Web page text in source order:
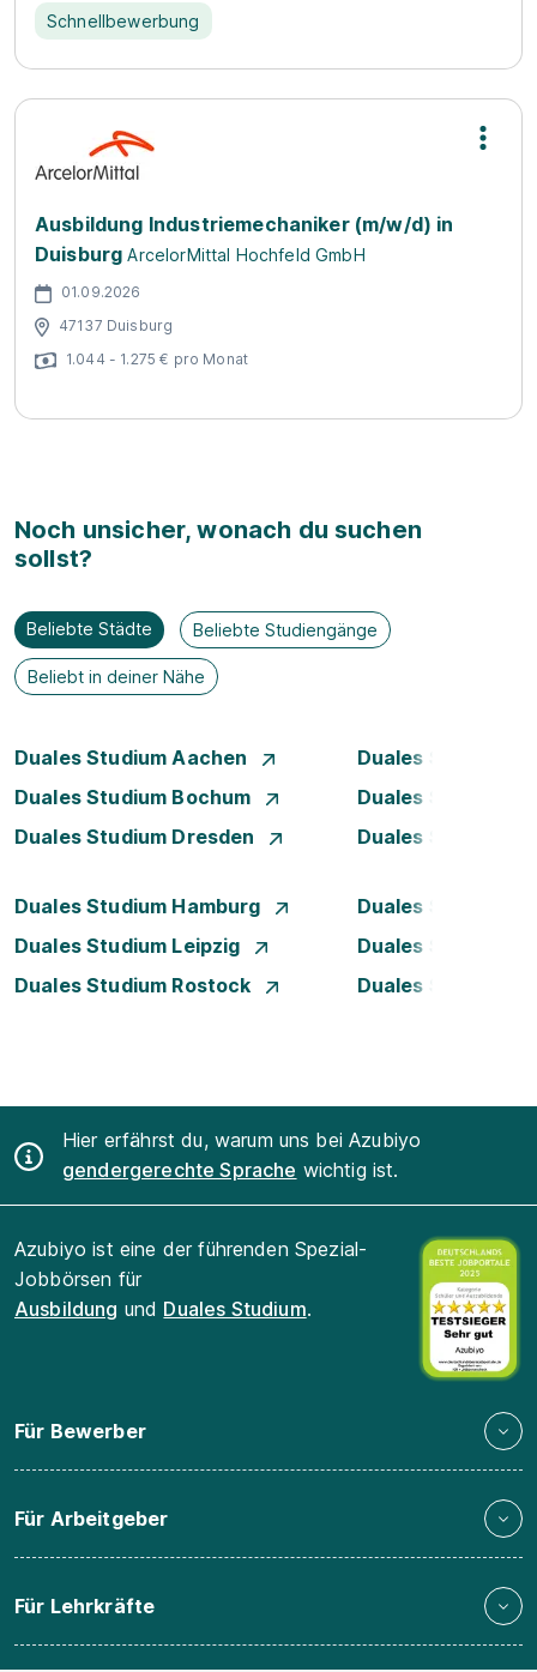
Schnellbewerbung
Ausbildung Industriemechaniker (m/w/d) in
Duisburg ArcelorMittal Hochfeld GmbH
01.09.2026
47137 Duisburg
1.044 - 1.275 € pro Monat
Noch unsicher, wonach du suchen
sollst?
Beliebte Städte Beliebte Studiengänge
Beliebt in deiner Nähe
Duales Studium Aachen
Duales Studium
Duales Studium Bochum
Duales Studium
Duales Studium Dresden
Duales Studium
Duales Studium Hamburg
Duales Studium
Duales Studium Leipzig
Duales Studium
Duales Studium Rostock
Duales Studium
Hier erfährst du, warum uns bei Azubiyo
gendergerechte Sprache wichtig ist.
Azubiyo ist eine der führenden Spezial-
Jobbörsen für
Ausbildung und Duales Studium.
Für Bewerber
Für Arbeitgeber
Für Lehrkräfte